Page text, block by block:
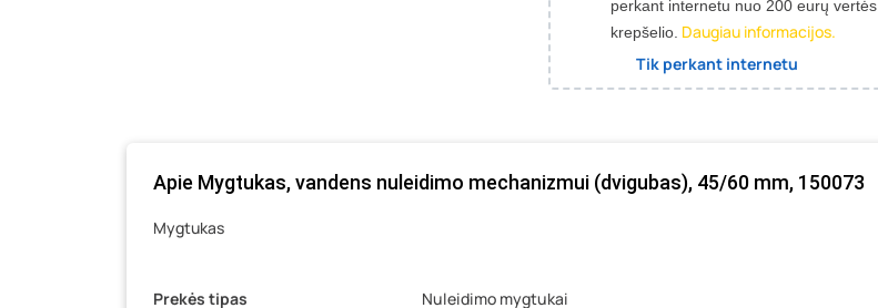
perkant internetu nuo 200 eurų vertės
krepšelio. Daugiau informacijos.
Tik perkant internetu
Apie Mygtukas, vandens nuleidimo mechanizmui (dvigubas), 45/60 mm, 150073
Mygtukas
Prekės tipas Nuleidimo mygtukai